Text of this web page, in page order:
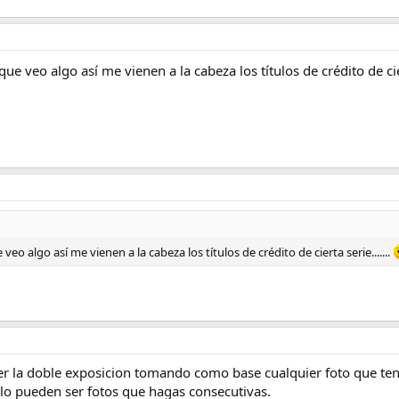
veo algo así me vienen a la cabeza los títulos de crédito de
algo así me vienen a la cabeza los títulos de crédito de cierta serie.......
la doble exposicion tomando como base cualquier foto que
pueden ser fotos que hagas consecutivas.